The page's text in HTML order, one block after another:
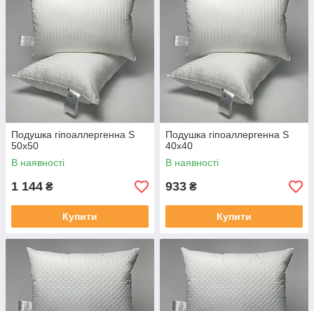
Подушка гіпоаллергенна S
50x50
В наявності
1 144 ₴
Купити
Подушка гіпоаллергенна S
40x40
В наявності
933 ₴
Купити